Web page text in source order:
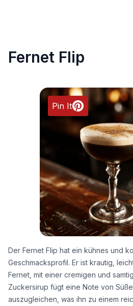
Fernet Flip
Pin It
Der Fernet Flip hat ein kühnes und
Geschmacksprofil. Er ist krautig,
Fernet, mit einer cremigen und
Zuckersirup fügt eine Note von
auszugleichen, was ihn zu einem